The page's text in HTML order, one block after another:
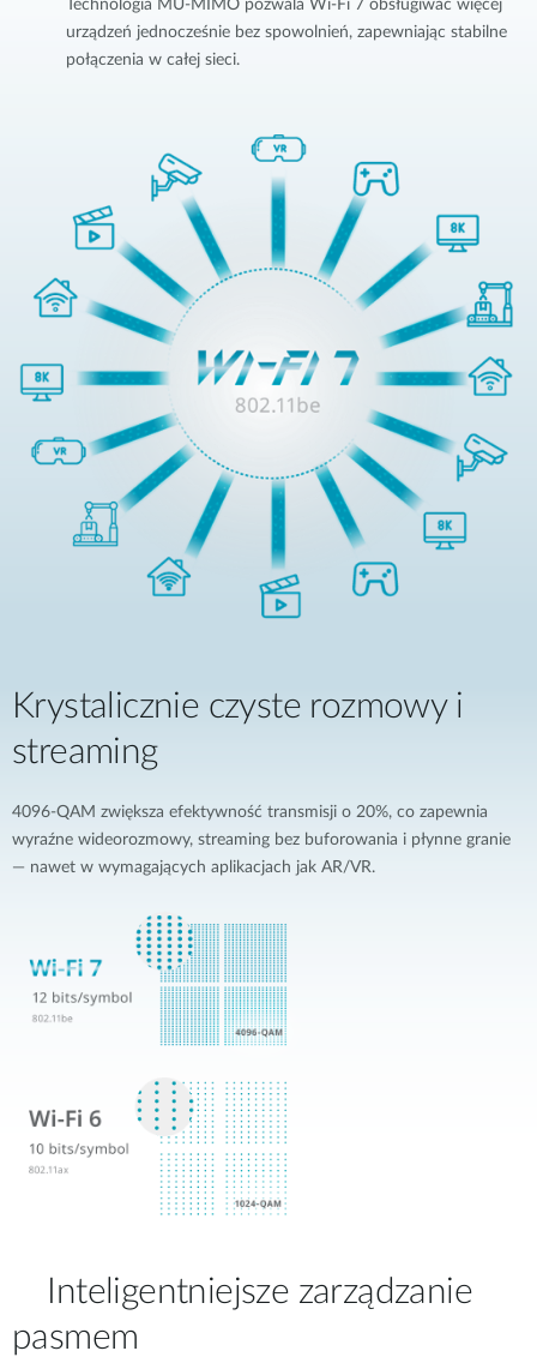
Technologia MU-MIMO pozwala Wi-Fi 7 obsługiwać więcej
urządzeń jednocześnie bez spowolnień, zapewniając stabilne
połączenia w całej sieci.
Krystalicznie czyste rozmowy i
streaming
4096-QAM zwiększa efektywność transmisji o 20%, co zapewnia
wyraźne wideorozmowy, streaming bez buforowania i płynne granie
— nawet w wymagających aplikacjach jak AR/VR.
Inteligentniejsze zarządzanie
pasmem